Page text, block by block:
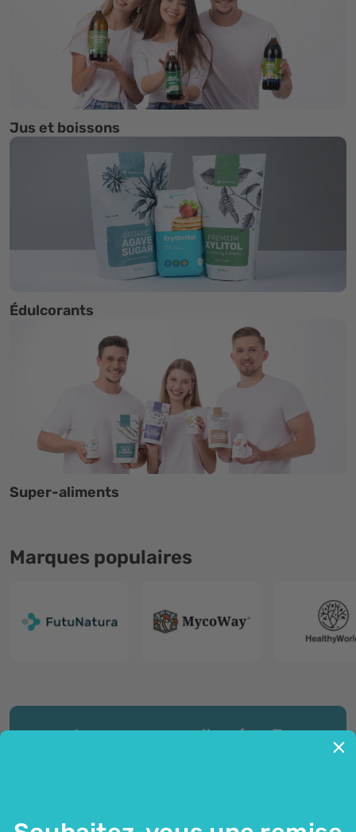
Jus et boissons
Édulcorants
Super-aliments
Marques populaires
Large gamme d'oméga 3